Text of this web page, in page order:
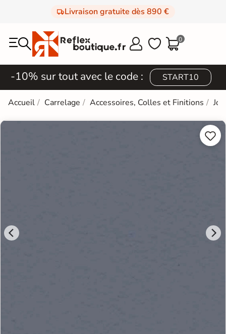
Livraison gratuite dès 890 €
  0
-10% sur tout avec le code : START10
Accueil Carrelage Accessoires, Colles et Finitions

